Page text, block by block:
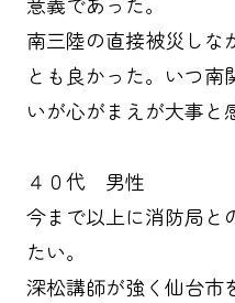
南三陸の直接被災しな
とも良かった。いつ南
いが心がまえが大事と
４０代 男性
今まで以上に消防局と
たい。
深松講師が強く仙台市